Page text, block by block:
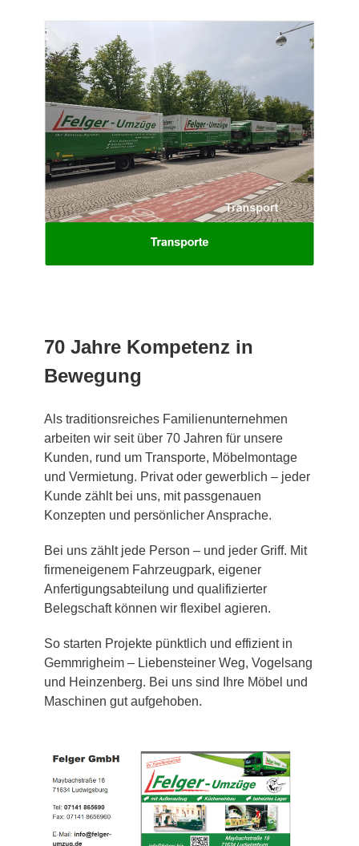
70 Jahre Kompetenz in
Bewegung
Als traditionsreiches Familienunternehmen
arbeiten wir seit über 70 Jahren für unsere
Kunden, rund um Transporte, Möbelmontage
und Vermietung. Privat oder gewerblich – jeder
Kunde zählt bei uns, mit passgenauen
Konzepten und persönlicher Ansprache.
Bei uns zählt jede Person – und jeder Griff. Mit
firmeneigenem Fahrzeugpark, eigener
Anfertigungsabteilung und qualifizierter
Belegschaft können wir flexibel agieren.
So starten Projekte pünktlich und effizient in
Gemmrigheim – Liebensteiner Weg, Vogelsang
und Heinzenberg. Bei uns sind Ihre Möbel und
Maschinen gut aufgehoben.